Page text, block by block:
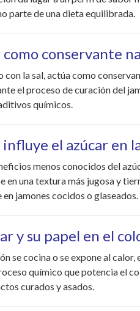
parte de una dieta equilibrada.
como conservante
con la sal, actúa como
el proceso de curación del
químicos.
influye el azúcar en
menos conocidos del
en una textura más jugosa y
jamones cocidos o glaseados.
y su papel en el
se cocina o se expone al
químico que potencia el
curados y asados.